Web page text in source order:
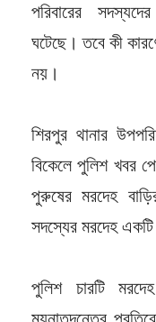
পরিবারের
ঘটেছে। তবে কী
নয়।
শিরপুর থানার
বিকেলে পুলিশ খবর
পুরুষের মরদেহ
সদস্যের মরদেহ
পুলিশ চারটি